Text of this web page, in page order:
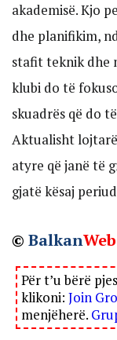
akademisë. Kjo
dhe planifikim,
stafit teknik dhe
klubi do të
skuadrës që do
Aktualisht
atyre që janë të
gjatë kësaj
© BalkanWeb
Për t’u bërë
klikoni: Join
menjëherë.